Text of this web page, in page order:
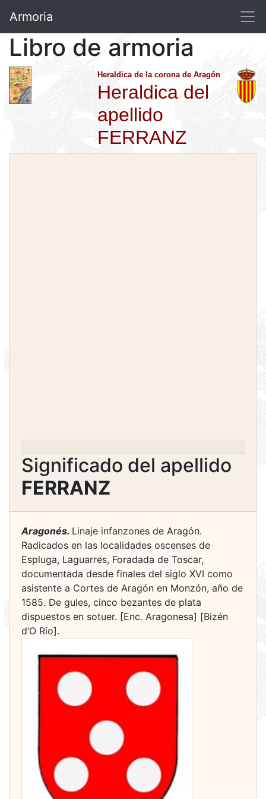
Armoria
Libro de armoria
Heraldica de la corona de Aragón
Heraldica del
apellido
FERRANZ
Significado del apellido
FERRANZ
Aragonés. Linaje infanzones de Aragón.
Radicados en las localidades oscenses de
Espluga, Laguarres, Foradada de Toscar,
documentada desde finales del siglo XVI como
asistente a Cortes de Aragón en Monzón, año de
1585. De gules, cinco bezantes de plata
dispuestos en sotuer. [Enc. Aragonesa] [Bizén
d’O Río].